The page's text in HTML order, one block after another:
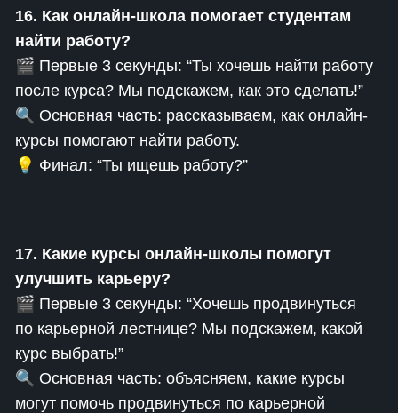
16. Как онлайн-школа помогает студентам
найти работу?
🎬 Первые 3 секунды: “Ты хочешь найти работу
после курса? Мы подскажем, как это сделать!”
🔍 Основная часть: рассказываем, как онлайн-
курсы помогают найти работу.
💡 Финал: “Ты ищешь работу?”
17. Какие курсы онлайн-школы помогут
улучшить карьеру?
🎬 Первые 3 секунды: “Хочешь продвинуться
по карьерной лестнице? Мы подскажем, какой
курс выбрать!”
🔍 Основная часть: объясняем, какие курсы
могут помочь продвинуться по карьерной